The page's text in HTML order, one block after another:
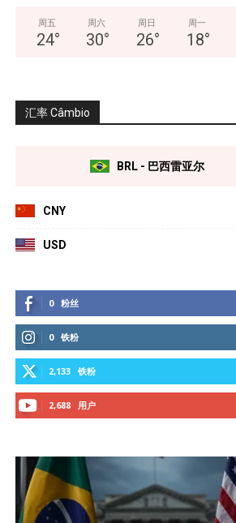
周五
24°
周六
30°
周日
26°
周一
18°
汇率 Câmbio
BRL - 巴西雷亚尔
CNY
USD
0 粉丝
0 铁粉
2,133 铁粉
2,688 用户